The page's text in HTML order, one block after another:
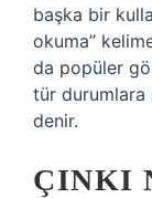
başka bir
okuma”
da popüler
tür durumlara
denir.
ÇINKI